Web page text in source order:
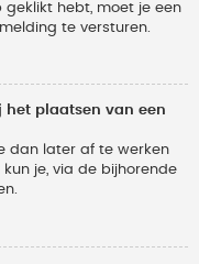
geklikt hebt, moet je een
te versturen.
het plaatsen van een
dan later af te werken
je, via de bijhorende